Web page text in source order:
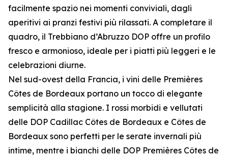
facilmente spazio nei momenti conviviali, dagli
aperitivi ai pranzi festivi più rilassati. A completare il
quadro, il Trebbiano d’Abruzzo DOP offre un profilo
fresco e armonioso, ideale per i piatti più leggeri e le
celebrazioni diurne.
Nel sud-ovest della Francia, i vini delle Premières
Côtes de Bordeaux portano un tocco di elegante
semplicità alla stagione. I rossi morbidi e vellutati
delle DOP Cadillac Côtes de Bordeaux e Côtes de
Bordeaux sono perfetti per le serate invernali più
intime, mentre i bianchi delle DOP Premières Côtes de